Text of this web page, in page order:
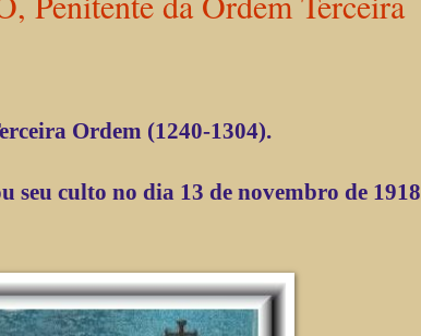
Ordem (1240-1304).
seu culto no dia 13 de novembro de 1918